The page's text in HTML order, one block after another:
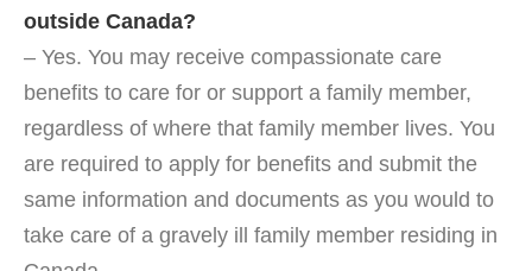
outside Canada?
– Yes. You may receive compassionate care
benefits to care for or support a family member,
regardless of where that family member lives. You
are required to apply for benefits and submit the
same information and documents as you would to
take care of a gravely ill family member residing in